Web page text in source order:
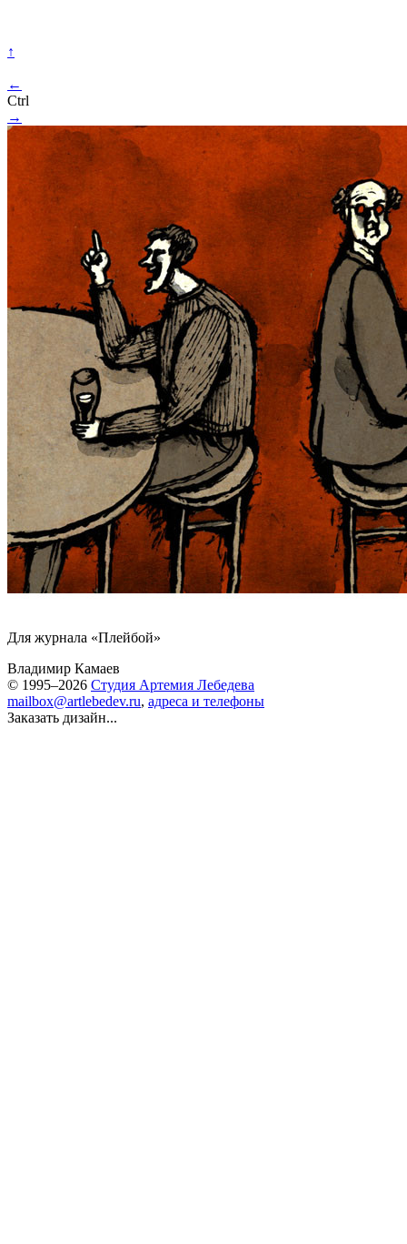
↑
←
Ctrl
→
Для журнала «Плейбой»
Владимир Камаев
© 1995–2026 Студия Артемия Лебедева
mailbox@artlebedev.ru, адреса и телефоны
Заказать дизайн...